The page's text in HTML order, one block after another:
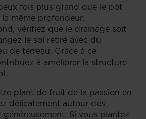
fois plus grand que le pot
même profondeur.
vérifiez que le drainage soit
le sol retiré avec du
de terreau. Grâce à ce
à améliorer la structure
plant de fruit de la passion en
délicatement autour des
généreusement. Si vous plantez